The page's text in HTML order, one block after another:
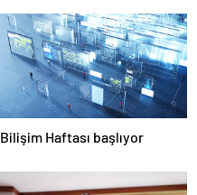
Bilişim Haftası başlıyor